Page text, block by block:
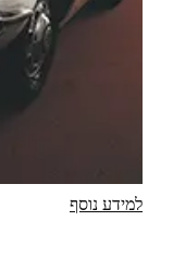
למידע נוסף